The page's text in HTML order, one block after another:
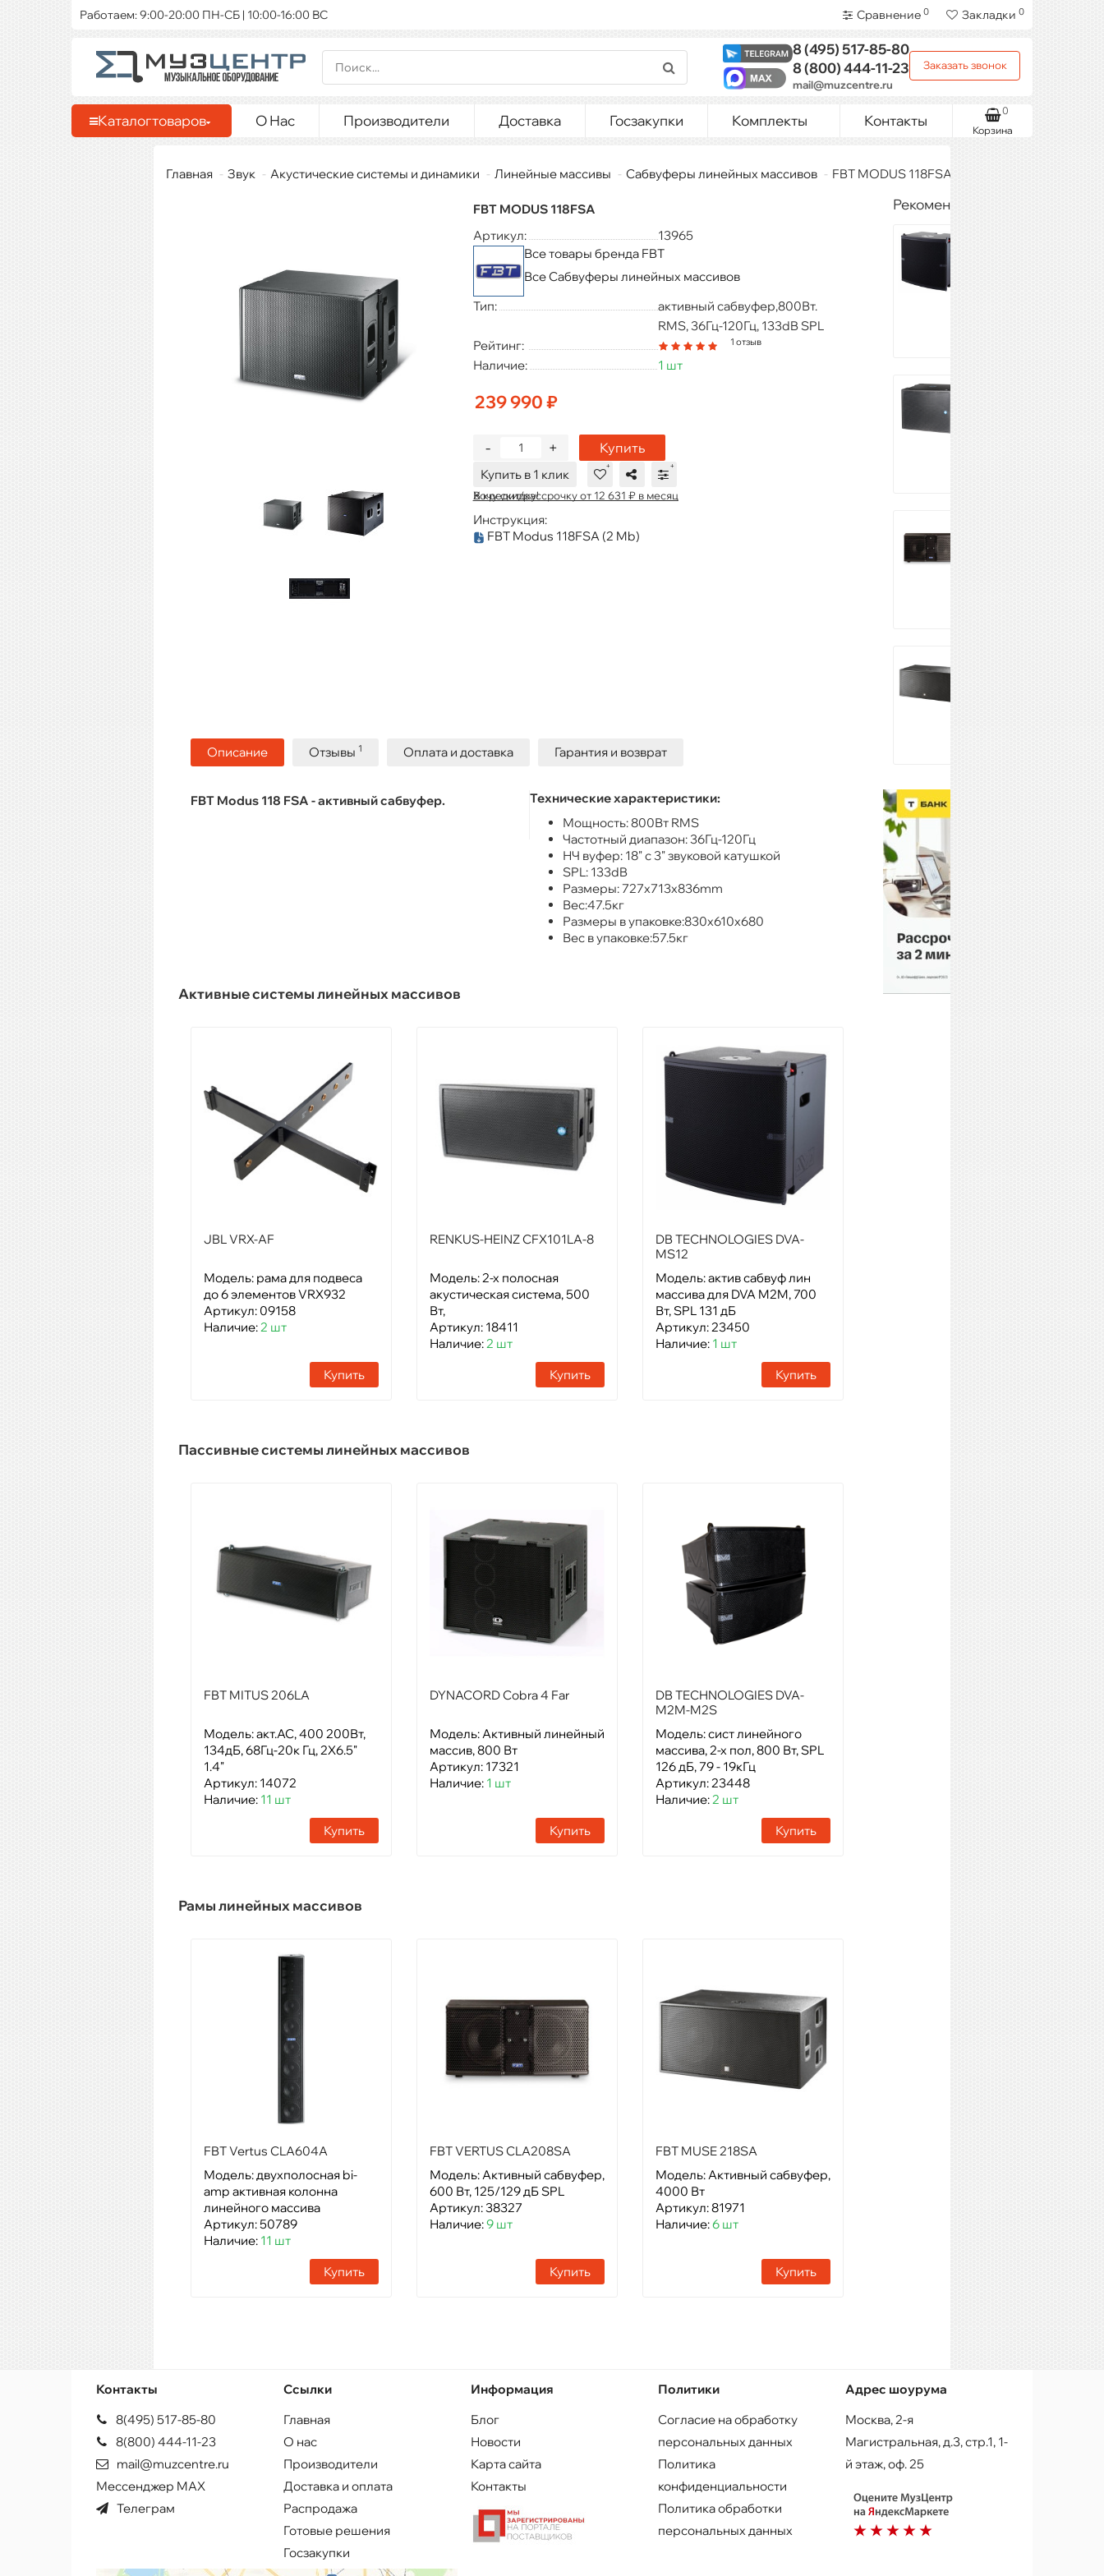
Работаем: 9:00-20:00 ПН-СБ | 10:00-16:00 ВС Сравнение 0 Закладки 0
8 (495)517-85-80
8 (800)444-11-23
mail@muzcentre.ru
Заказать звонок
Каталогтоваров О Нас Производители Доставка Госзакупки Комплекты Контакты
Корзина
0
Главная Звук Акустические системы и динамики Линейные массивы Сабвуферы линейных массивов FBT MODUS 118FSA
FBT MODUS 118FSA
Артикул:
13965
Все товары бренда FBT
Все Сабвуферы линейных массивов
Тип:
активный сабвуфер,800Вт.
RMS, 36Гц-120Гц, 133dB SPL
Рейтинг:
1 отзыв
Наличие: 1 шт
239 990 ₽
+
- Купить
Купить в 1 клик
В кредит/рассрочку от 12 631 ₽ в месяц
Хочу скидку!
Инструкция:
FBT Modus 118FSA (2 Mb)
Описание Отзывы 1 Оплата и доставка Гарантия и возврат
FBT Modus 118 FSA - активный сабвуфер.
Технические характеристики:
Мощность: 800Вт RMS
Частотный диапазон: 36Гц-120Гц
НЧ вуфер: 18" с 3" звуковой катушкой
SPL: 133dB
Размеры: 727x713x836mm
Вес:47.5кг
Размеры в упаковке:830x610x680
Вес в упаковке:57.5кг
Активные системы линейных массивов
JBL VRX-AF
Модель: рама для подвеса
до 6 элементов VRX932
Артикул: 09158
Наличие:2 шт
Купить
RENKUS-HEINZ CFX101LA-8
Модель: 2-х полосная
акустическая система, 500
Вт,
Артикул: 18411
Наличие:2 шт
Купить
DB TECHNOLOGIES DVA-
MS12
Модель: актив сабвуф лин
массива для DVA M2M, 700
Вт, SPL 131 дБ
Артикул: 23450
Наличие: 1 шт
Купить
Пассивные системы линейных массивов
FBT MITUS 206LA
Модель: акт.АС, 400 200Вт,
134дБ, 68Гц-20к Гц, 2X6.5"
1.4"
Артикул: 14072
Наличие: 11 шт
Купить
DYNACORD Cobra 4 Far
Модель: Активный линейный
массив, 800 Вт
Артикул: 17321
Наличие: 1 шт
Купить
DB TECHNOLOGIES DVA-
M2M-M2S
Модель: сист линейного
массива, 2-х пол, 800 Вт, SPL
126 дБ, 79 - 19кГц
Артикул: 23448
Наличие:2 шт
Купить
Рамы линейных массивов
FBT Vertus CLA604A
Модель: двухполосная bi-
amp активная колонна
линейного массива
Артикул: 50789
Наличие: 11 шт
Купить
FBT VERTUS CLA208SA
Модель: Активный сабвуфер,
600 Вт, 125/129 дБ SPL
Артикул: 38327
Наличие:9 шт
Купить
FBT MUSE 218SA
Модель: Активный сабвуфер,
4000 Вт
Артикул: 81971
Наличие:6 шт
Купить
Рекомендуемые товары
Контакты
8(495) 517-85-80
8(800) 444-11-23
mail@muzcentre.ru
Мессенджер MAX
Телеграм
Ссылки
Главная
О нас
Производители
Доставка и оплата
Распродажа
Готовые решения
Госзакупки
Информация
Блог
Новости
Карта сайта
Контакты
Политики
Согласие на обработку
персональных данных
Политика
конфиденциальности
Политика обработки
персональных данных
Адрес шоурума
Москва, 2-я
Магистральная, д.3, стр.1, 1-
й этаж, оф. 25